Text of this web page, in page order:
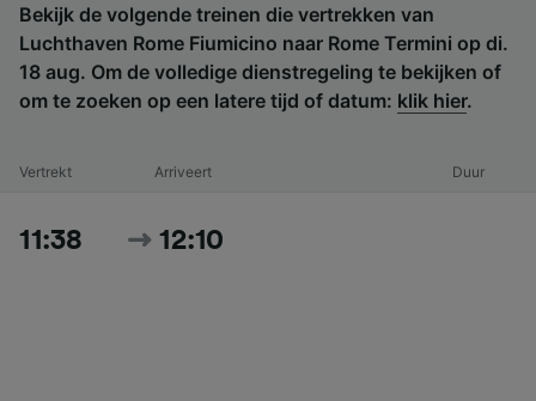
Bekijk de volgende treinen die vertrekken van
Luchthaven Rome Fiumicino naar Rome Termini op di.
18 aug. Om de volledige dienstregeling te bekijken of
om te zoeken op een latere tijd of datum: klik hier.
Vertrekt Arriveert Duur
11:38 12:10